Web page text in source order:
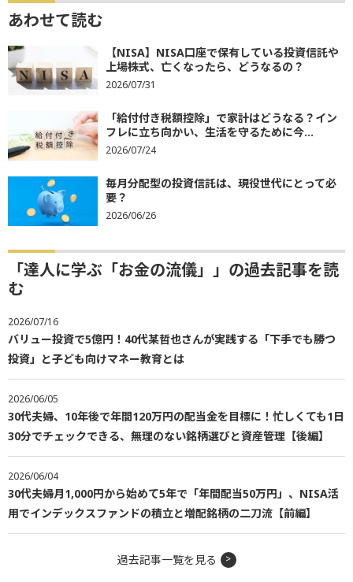
あわせて読む
【NISA】NISA口座で保有している投資信託や
上場株式、亡くなったら、どうなるの？
2026/07/31
「給付付き税額控除」で家計はどうなる？イン
フレに立ち向かい、生活を守るために今...
2026/07/24
毎月分配型の投資信託は、現役世代にとって必
要？
2026/06/26
「達人に学ぶ「お金の流儀」」の過去記事を読
む
2026/07/16
バリュー投資で5億円！40代某哲也さんが実践する「下手でも勝つ
投資」と子ども向けマネー教育とは
2026/06/05
30代夫婦、10年後で年間120万円の配当金を目標に！忙しくても1日
30分でチェックできる、無理のない銘柄選びと資産管理【後編】
2026/06/04
30代夫婦月1,000円から始めて5年で「年間配当50万円」、NISA活
用でインデックスファンドの積立と増配銘柄の二刀流【前編】
過去記事一覧を見る